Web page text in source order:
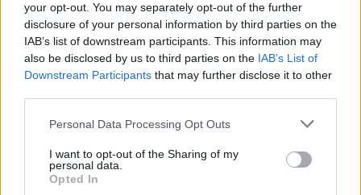
your opt-out. You may separately opt-out of the further
disclosure of your personal information by third parties on the
IAB’s list of downstream participants. This information may
also be disclosed by us to third parties on the IAB’s List of
Downstream Participants that may further disclose it to other
Please note that this website/app uses one or more Google
not limited to your visit or usage behaviour. You may click to
grant or deny consent to Google and its third-party tags to
use your data for below specified purposes in below Google
Personal Data Processing Opt Outs
I want to opt-out of the Sharing of my
personal data.
Opted In
Erdélyi turnéra indul a Sárik Péter
Trió
2022.05.31.